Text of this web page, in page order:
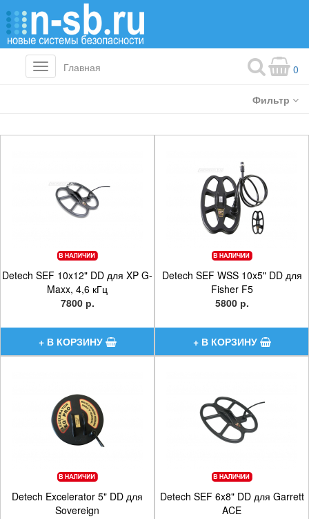
Toggle
navigation
Главная 0
Фильтр
Detech SEF 10x12" DD для XP G-
Maxx, 4,6 кГц
7800 р.
Detech SEF WSS 10x5" DD для
Fisher F5
5800 р.
Detech Excelerator 5" DD для
Sovereign
Detech SEF 6x8" DD для Garrett
ACE